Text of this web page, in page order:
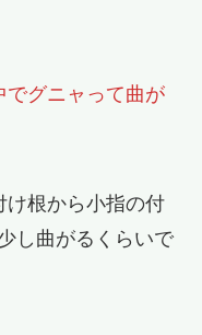
でグニャって曲が
け根から小指の付
し曲がるくらいで